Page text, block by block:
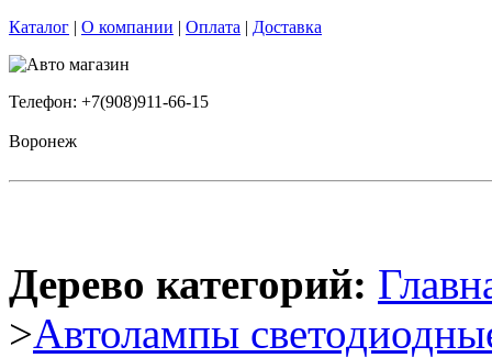
Каталог | О компании | Оплата | Доставка
Телефон: +7(908)911-66-15
Воронеж
Дерево категорий:
>Автолампы